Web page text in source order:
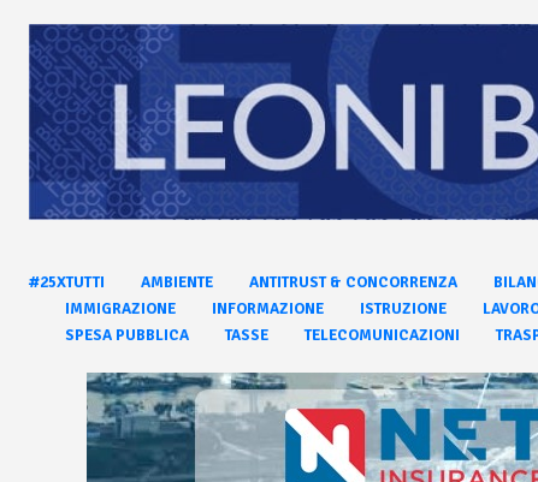
#25XTUTTI AMBIENTE ANTITRUST & CONCORRENZA
IMMIGRAZIONE
INFORMAZIONE ISTRUZIONE
SPESA PUBBLICA
TASSE TELECOMUNICAZIONI